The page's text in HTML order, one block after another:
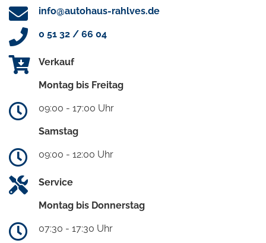
info@autohaus-rahlves.de
0 51 32 / 66 04
Verkauf
Montag bis Freitag
09:00 - 17:00 Uhr
Samstag
09:00 - 12:00 Uhr
Service
Montag bis Donnerstag
07:30 - 17:30 Uhr